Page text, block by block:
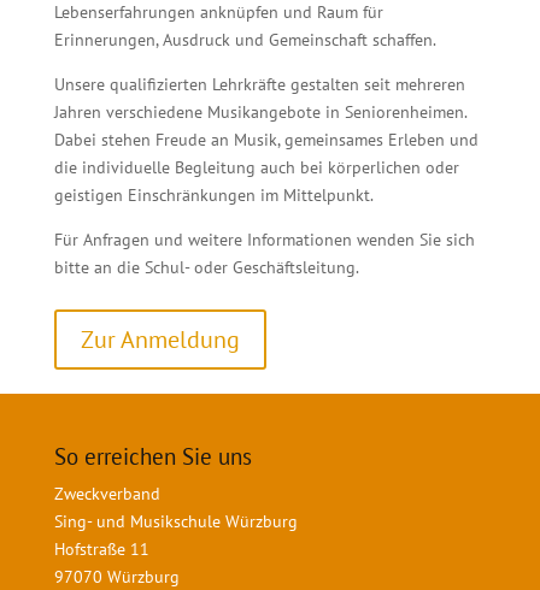
Lebenserfahrungen anknüpfen und Raum für
Erinnerungen, Ausdruck und Gemeinschaft schaffen.
Unsere qualifizierten Lehrkräfte gestalten seit mehreren
Jahren verschiedene Musikangebote in Seniorenheimen.
Dabei stehen Freude an Musik, gemeinsames Erleben und
die individuelle Begleitung auch bei körperlichen oder
geistigen Einschränkungen im Mittelpunkt.
Für Anfragen und weitere Informationen wenden Sie sich
bitte an die Schul- oder Geschäftsleitung.
Zur Anmeldung
So erreichen Sie uns
Zweckverband
Sing- und Musikschule Würzburg
Hofstraße 11
97070 Würzburg